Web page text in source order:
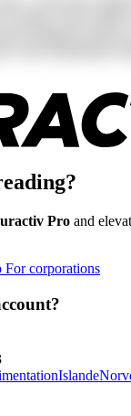
Pro and
For corporations
Islande